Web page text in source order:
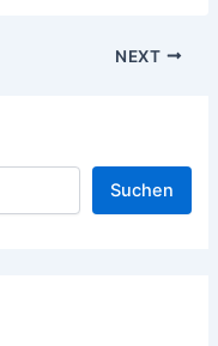
NEXT
Suchen